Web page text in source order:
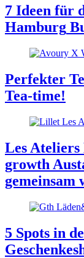
7 Ideen für
Hamburg
Perfekter
Tea-time!
Les
growth
gemeinsam
5 Spots in